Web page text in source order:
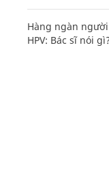
Hàng ngàn
HPV: Bác sĩ nói